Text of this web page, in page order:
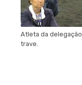
Atleta da
trave.